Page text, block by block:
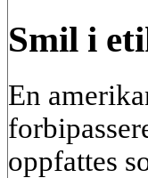
Smil i
En
oppfattes